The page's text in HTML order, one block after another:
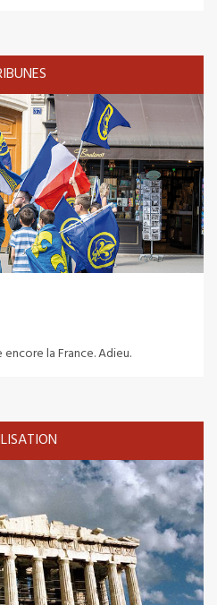
la France. Adieu.